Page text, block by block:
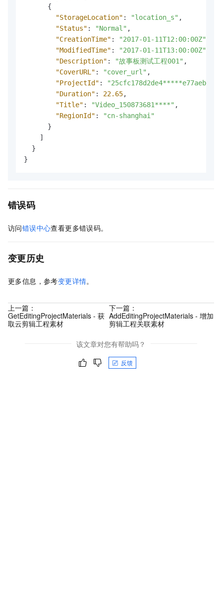
{
"StorageLocation" : "location_s" ,
"Status" : "Normal" ,
"CreationTime" : "2017-01-11T12:00:00Z"
"ModifiedTime" : "2017-01-11T13:00:00Z"
"Description" : "故事板测试工程001" ,
"CoverURL" : "cover_url" ,
"ProjectId" :
"Duration" : 22.65,
"Title" : "Video_150873681****" ,
"RegionId" :
"cn-shanghai"
}
]
}
}
错误码
访问错误中心查看更多错误码。
变更历史
更多信息，参考变更详情。
上一篇：
GetEditingProjectMaterials - 获
取云剪辑工程素材
下一篇：
AddEditingProjectMaterials - 增加
剪辑工程关联素材
该文章对您有帮助吗？
反馈